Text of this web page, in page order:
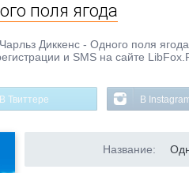
поля ягода
Диккенс - Одного поля
и SMS на сайте
В Твиттере В
Название: